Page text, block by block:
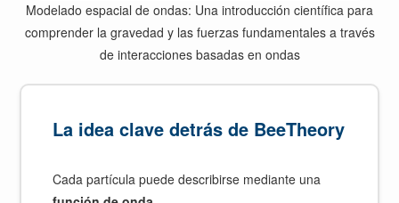
Modelado espacial de ondas: Una introducción científica para
comprender la gravedad y las fuerzas fundamentales a través
de interacciones basadas en ondas
La idea clave detrás de BeeTheory
Cada partícula puede describirse mediante una